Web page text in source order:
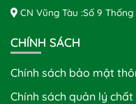
CN Vũng Tàu :Số 9
CHÍNH SÁCH
Chính sách bảo mật
Chính sách quản lý